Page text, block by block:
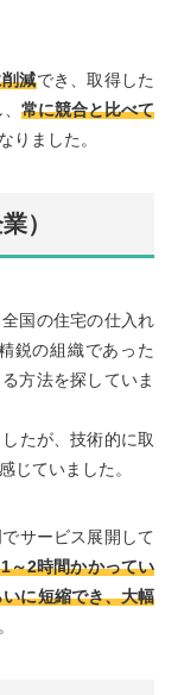
減でき、取得した
常に競合と比べて
りました。
）
国の住宅の仕入れ
鋭の組織であった
方法を探していま
たが、技術的に取
じていました。
サービス展開して
～2時間かかってい
に短縮でき、大幅